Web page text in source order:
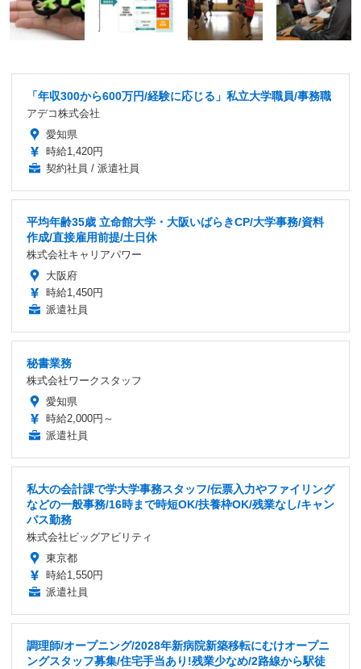
「年収300から600万円/経験に応じる」私立大学職員/事務職
アデコ株式会社
愛知県
時給1,420円
契約社員 / 派遣社員
平均年齢35歳 立命館大学・大阪いばらきCP/大学事務/資料
作成/直接雇用前提/土日休
株式会社キャリアパワー
大阪府
時給1,450円
派遣社員
秘書業務
株式会社ワークスタッフ
愛知県
時給2,000円～
派遣社員
私大の会計課で学大学事務スタッフ/伝票入力やファイリング
などの一般事務/16時まで時短OK/扶養枠OK/残業なし/キャン
パス勤務
株式会社ビッグアビリティ
東京都
時給1,550円
派遣社員
調理師/オープニング/2028年新病院新築移転にむけオープニ
ングスタッフ募集/住宅手当あり!残業少なめ/2路線から駅徒